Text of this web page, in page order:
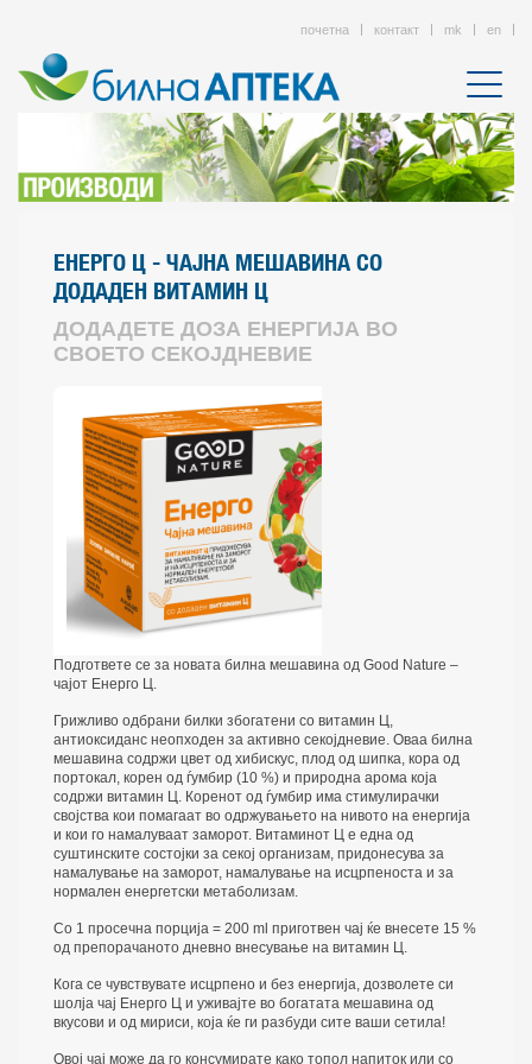
почетна контакт mk en
ЕНЕРГО Ц - ЧАЈНА МЕШАВИНА СО
ДОДАДЕН ВИТАМИН Ц
ДОДАДЕТЕ ДОЗА ЕНЕРГИЈА ВО
СВОЕТО СЕКОЈДНЕВИЕ
Подгответе се за новата билна мешавина од Good Nature –
чајот Енерго Ц.
Грижливо одбрани билки збогатени со витамин Ц,
антиоксиданс неопходен за активно секојдневие. Оваа билна
мешавина содржи цвет од хибискус, плод од шипка, кора од
портокал, корен од ѓумбир (10 %) и природна арома која
содржи витамин Ц. Коренот од ѓумбир има стимулирачки
својства кои помагаат во одржувањето на нивото на енергија
и кои го намалуваат заморот. Витаминот Ц е една од
суштинските состојки за секој организам, придонесува за
намалување на заморот, намалување на исцрпеноста и за
нормален енергетски метаболизам.
Co 1 просечна порција = 200 ml приготвен чај ќе внесете 15 %
од препорачаното дневно внесување на витамин Ц.
Кога се чувствувате исцрпено и без енергија, дозволете си
шолја чај Енерго Ц и уживајте во богатата мешавина од
вкусови и од мириси, која ќе ги разбуди сите ваши сетила!
Овој чај може да го консумирате како топол напиток или со